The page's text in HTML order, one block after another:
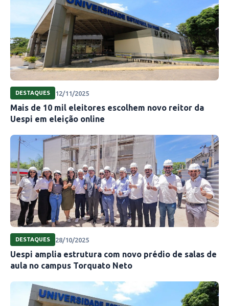
pensamento sobre fenômenos
comunicacionais do Piauí.
“Foi muito gratificante o processo de escrita.
Poder escrever sobre algo que entendemos a
importância e seu significado para a sociedade,
contribuindo assim de forma positiva para o
campo da pesquisa, é uma honra. Gratidão aos
ímpar”, destacou Géssica Santos, também
autora do livro.
DESTAQUES 12/11/2025
Mais de 10 mil eleitores escolhem novo reitor da
Uespi em eleição online
DESTAQUES 28/10/2025
Uespi amplia estrutura com novo prédio de salas de
aula no campus Torquato Neto